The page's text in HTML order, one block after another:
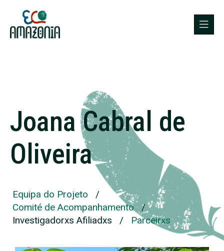
Joana Cabral de
Oliveira
Equipa do Projeto /
Comité de Acompanhamento /
Investigadorxs Afiliadxs / Parceirxs